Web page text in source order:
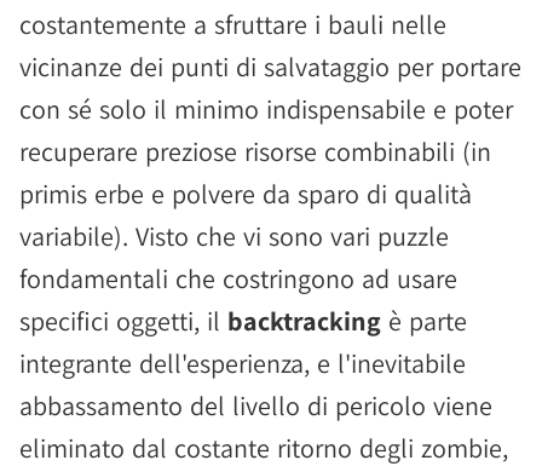
costantemente a sfruttare i bauli nelle
vicinanze dei punti di salvataggio per portare
con sé solo il minimo indispensabile e poter
recuperare preziose risorse combinabili (in
primis erbe e polvere da sparo di qualità
variabile). Visto che vi sono vari puzzle
fondamentali che costringono ad usare
specifici oggetti, il backtracking è parte
integrante dell'esperienza, e l'inevitabile
abbassamento del livello di pericolo viene
eliminato dal costante ritorno degli zombie,